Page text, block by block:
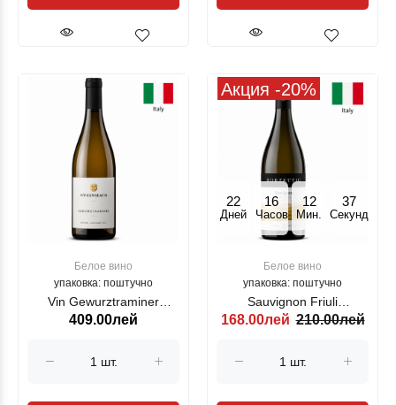
Белое вино
упаковка: поштучно
Vin Gewurztraminer
Steinhaus 2024 750ml
409.00лей
22
Дней
16
Часов
12
Мин.
36
Секунд
Акция -20%
Белое вино
упаковка: поштучно
Sauvignon Friuli
ZORZETTIG, alb, 750 ml
168.00лей 210.00лей